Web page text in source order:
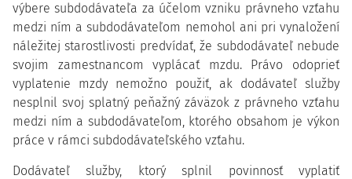
výbere subdodávateľa za účelom vzniku právneho vzťahu
medzi ním a subdodávateľom nemohol ani pri vynaložení
náležitej starostlivosti predvídať, že subdodávateľ nebude
svojim zamestnancom vyplácať mzdu. Právo odoprieť
vyplatenie mzdy nemožno použiť, ak dodávateľ služby
nesplnil svoj splatný peňažný záväzok z právneho vzťahu
medzi ním a subdodávateľom, ktorého obsahom je výkon
práce v rámci subdodávateľského vzťahu.
Dodávateľ služby, ktorý splnil povinnosť vyplatiť